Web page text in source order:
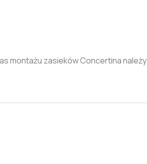
montażu zasieków Concertina